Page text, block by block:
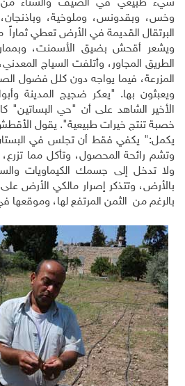
شيء طبيعي في الصيف والشتاء
وخس، وبقدونس، وملوخية،
البرتقال القديمة في الأرض تعطي ثماراً
ويشعر أقحش بضيق الأسمنت،
الطريق المجاور، وأتلفت السياج
المزرعة، فيما يواجه دون كلل فضول
ويعبثون بها. "يعكر ضجيج المدينة
الأخير الشاهد على أن "حي البساتين"
خصبة تنتج خيرات طبيعية". يقول
يكمل:" يكفي فقط أن تجلس في البستان،
وتشم رائحة المحصول، وتأكل مما تزرع،
ولا تدخل إلى جسمك الكيماويات
بالأرض، وتتذكر إصرار مالكي الأرض
بالرغم من الثمن المرتفع لها، وموقعها